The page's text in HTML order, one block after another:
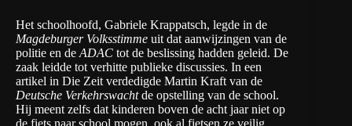
Het schoolhoofd, Gabriele Krappatsch, legde in de
Magdeburger Volksstimme uit dat aanwijzingen van de
politie en de ADAC tot de beslissing hadden geleid. De
zaak leidde tot verhitte publieke discussies. In een
artikel in Die Zeit verdedigde Martin Kraft van de
Deutsche Verkehrswachtde opstelling van de school.
Hij meent zelfs dat kinderen boven de acht jaar niet op